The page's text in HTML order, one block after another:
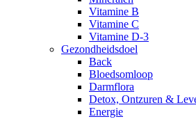
Vitamine B
Vitamine C
Vitamine D-3
Gezondheidsdoel
Back
Bloedsomloop
Darmflora
Detox, Ontzuren &
Energie